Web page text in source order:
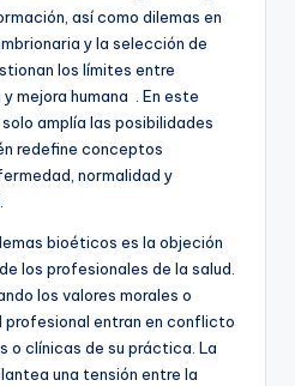
así como dilemas en
y la selección de
los límites entre
mejora humana
. En este
amplía las posibilidades
redefine conceptos
normalidad y
bioéticos es la objeción
los profesionales de la salud.
los valores morales o
profesional entran en conflicto
o clínicas de su práctica. La
una tensión entre la